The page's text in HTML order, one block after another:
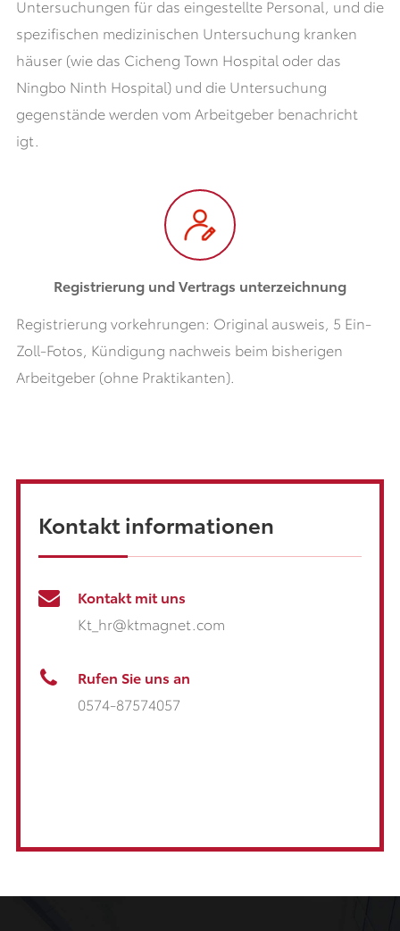
Untersuchungen für das eingestellte Personal, und die
spezifischen medizinischen Untersuchung kranken
häuser (wie das Cicheng Town Hospital oder das
Ningbo Ninth Hospital) und die Untersuchung
gegenstände werden vom Arbeitgeber benachricht
igt.
Registrierung und Vertrags unterzeichnung
Registrierung vorkehrungen: Original ausweis, 5 Ein-
Zoll-Fotos, Kündigung nachweis beim bisherigen
Arbeitgeber (ohne Praktikanten).
Kontakt informationen
Kontakt mit uns
Kt_hr@ktmagnet.com
Rufen Sie uns an
0574-87574057